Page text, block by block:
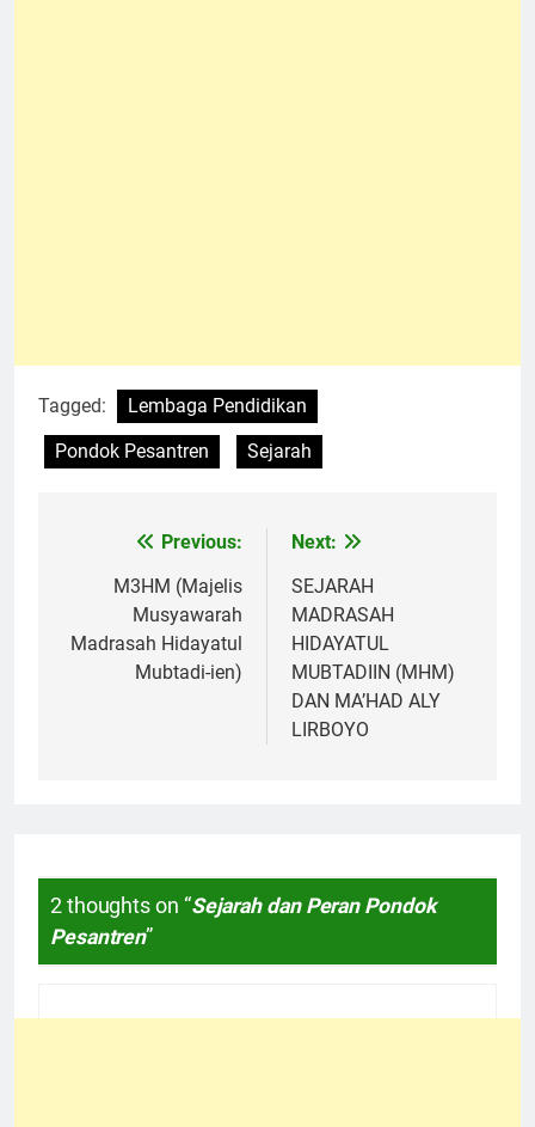
Tagged:
Lembaga Pendidikan
Pondok Pesantren
Sejarah
NavigasiPrevious:
M3HM (Majelis
Musyawarah
Madrasah Hidayatul
Mubtadi-ien)
Next:
SEJARAH
MADRASAH
HIDAYATUL
MUBTADIIN (MHM)
DAN MA’HAD ALY
LIRBOYO
2 thoughts on “Sejarah dan Peran Pondok
Pesantren”